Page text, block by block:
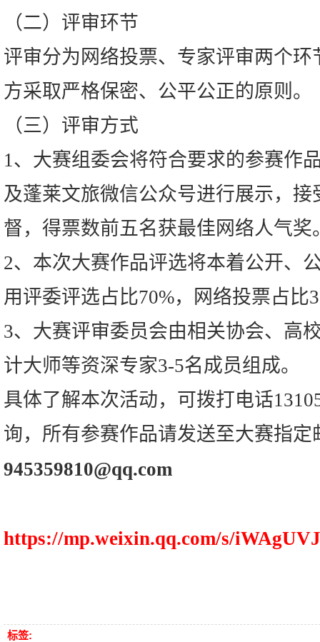
（二）评审环节
评审分为网络投票、专家评审两个
方采取严格保密、公平公正的原则。
（三）评审方式
1、大赛组委会将符合要求的参赛作
及蓬莱文旅微信公众号进行展示，
督，得票数前五名获最佳网络人气奖
2、本次大赛作品评选将本着公开、
用评委评选占比70%，网络投票占比
3、大赛评审委员会由相关协会、高
计大师等资深专家3-5名成员组成。
具体了解本次活动，可拨打电话
询，所有参赛作品请发送至大赛指定
945359810@qq.com
https://mp.weixin.qq.com/s/
标签: